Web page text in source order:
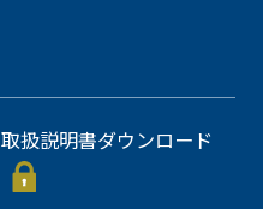
取扱説明書ダウンロード